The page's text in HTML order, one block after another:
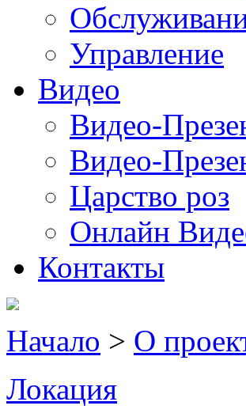
Управление
Видео
Видео-
Видео-
Царство роз
Онлайн
Контакты
Начало > О
Локация